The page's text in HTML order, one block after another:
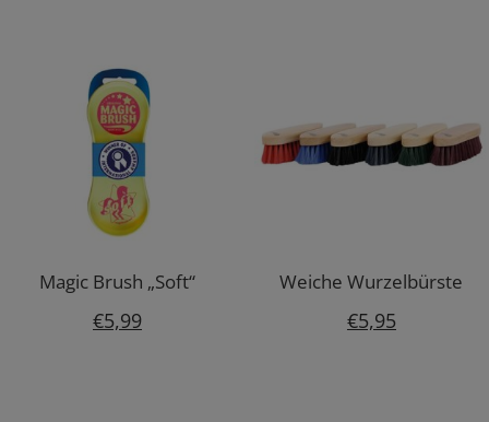
Magic Brush „Soft“
€5,99
Weiche Wurzelbürste
€5,95